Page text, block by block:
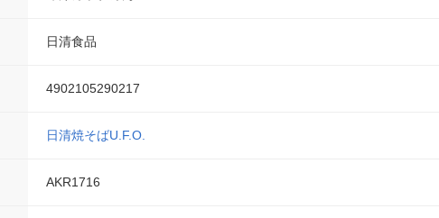
日清食品
4902105290217
日清焼そばU.F.O.
AKR1716